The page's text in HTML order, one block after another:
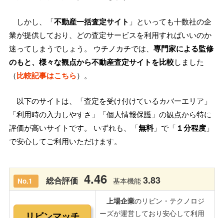
しかし、「不動産一括査定サイト 」といっても十数社の企
業が提供しており、どの査定サービスを利用すればいいのか
迷ってしまうでしょう。 ウチノカチでは、 専門家による監修
のもと、様々な観点から不動産査定サイトを比較しました
（比較記事はこちら）。
以下のサイトは、「査定を受け付けているカバーエリア」
「利用時の入力しやすさ」「個人情報保護」の観点から特に
評価が高いサイトです。 いずれも、「無料」で「 １分程度 」
で安心してご利用いただけます。